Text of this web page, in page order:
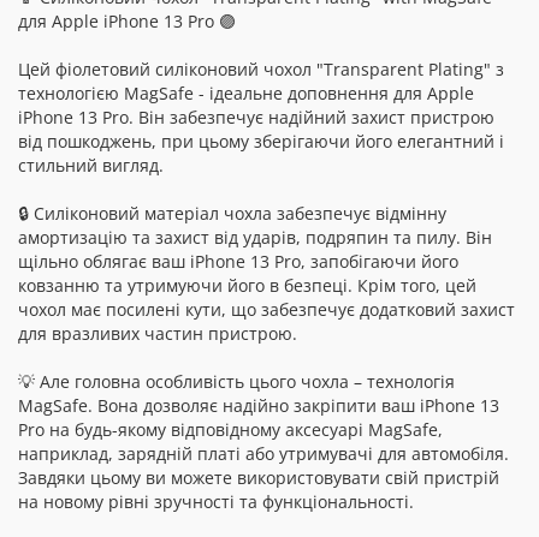
для Apple iPhone 13 Pro 🟣
Цей фіолетовий силіконовий чохол "Transparent Plating" з
технологією MagSafe - ідеальне доповнення для Apple
iPhone 13 Pro. Він забезпечує надійний захист пристрою
від пошкоджень, при цьому зберігаючи його елегантний і
стильний вигляд.
🔒 Силіконовий матеріал чохла забезпечує відмінну
амортизацію та захист від ударів, подряпин та пилу. Він
щільно облягає ваш iPhone 13 Pro, запобігаючи його
ковзанню та утримуючи його в безпеці. Крім того, цей
чохол має посилені кути, що забезпечує додатковий захист
для вразливих частин пристрою.
💡 Але головна особливість цього чохла – технологія
MagSafe. Вона дозволяє надійно закріпити ваш iPhone 13
Pro на будь-якому відповідному аксесуарі MagSafe,
наприклад, зарядній платі або утримувачі для автомобіля.
Завдяки цьому ви можете використовувати свій пристрій
на новому рівні зручності та функціональності.